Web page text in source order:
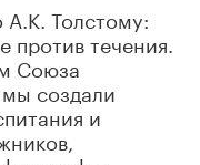
А.К. Толстому:
против течения.
Союза
создали
и